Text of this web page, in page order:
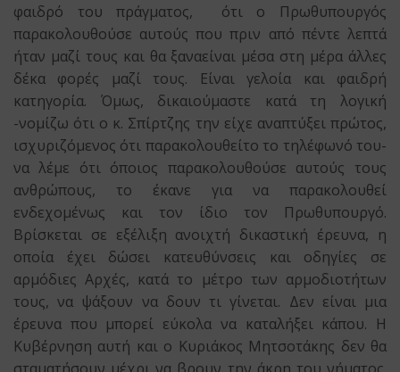
φαιδρό του πράγματος, ότι ο Πρωθυπουργός
παρακολουθούσε αυτούς που πριν από πέντε λεπτά
ήταν μαζί τους και θα ξαναείναι μέσα στη μέρα άλλες
δέκα φορές μαζί τους. Είναι γελοία και φαιδρή
κατηγορία. Όμως, δικαιούμαστε κατά τη λογική
-νομίζω ότι ο κ. Σπίρτζης την είχε αναπτύξει πρώτος,
ισχυριζόμενος ότι παρακολουθείτο το τηλέφωνό του-
να λέμε ότι όποιος παρακολουθούσε αυτούς τους
ανθρώπους, το έκανε για να παρακολουθεί
ενδεχομένως και τον ίδιο τον Πρωθυπουργό.
Βρίσκεται σε εξέλιξη ανοιχτή δικαστική έρευνα, η
οποία έχει δώσει κατευθύνσεις και οδηγίες σε
αρμόδιες Αρχές, κατά το μέτρο των αρμοδιοτήτων
τους, να ψάξουν να δουν τι γίνεται. Δεν είναι μια
έρευνα που μπορεί εύκολα να καταλήξει κάπου. Η
Κυβέρνηση αυτή και ο Κυριάκος Μητσοτάκης δεν θα
σταματήσουν μέχρι να βρουν την άκρη του νήματος.